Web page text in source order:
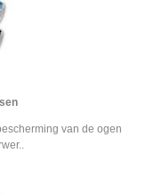
van de ogen